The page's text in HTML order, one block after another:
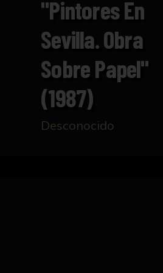
"Pintores En
Sevilla. Obra
Sobre Papel"
(1987)
Desconocido